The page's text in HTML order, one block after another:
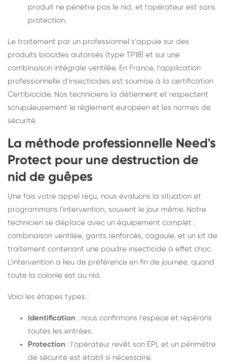
produit ne pénètre pas le nid, et l'opérateur est sans
protection.
Le traitement par un professionnel s'appuie sur des
produits biocides autorisés (type TP18) et sur une
combinaison intégrale ventilée. En France, l'application
professionnelle d'insecticides est soumise à la certification
Certibiocide. Nos techniciens la détiennent et respectent
scrupuleusement le règlement européen et les normes de
sécurité.
La méthode professionnelle Need's
Protect pour une destruction de
nid de guêpes
Une fois votre appel reçu, nous évaluons la situation et
programmons l'intervention, souvent le jour même. Notre
technicien se déplace avec un équipement complet :
combinaison ventilée, gants renforcés, cagoule, et un kit de
traitement contenant une poudre insecticide à effet choc.
L'intervention a lieu de préférence en fin de journée, quand
toute la colonie est au nid.
Voici les étapes types :
Identification : nous confirmons l'espèce et repérons
toutes les entrées.
Protection : l'opérateur revêt son EPI, et un périmètre
de sécurité est établi si nécessaire.